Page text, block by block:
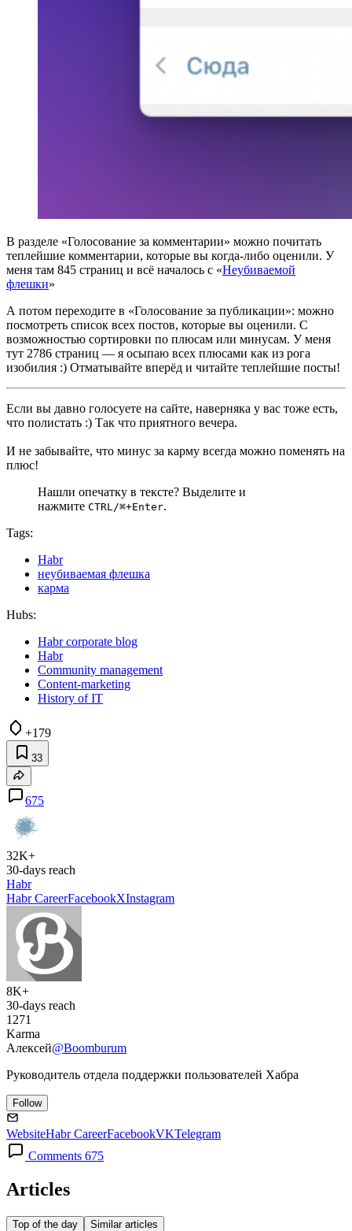
В разделе «Голосование за комментарии» можно почитать
теплейшие комментарии, которые вы когда-либо оценили. У
меня там 845 страниц и всё началось с «Неубиваемой
флешки»
А потом переходите в «Голосование за публикации»: можно
посмотреть список всех постов, которые вы оценили. С
возможностью сортировки по плюсам или минусам. У меня
тут 2786 страниц — я осыпаю всех плюсами как из рога
изобилия :) Отматывайте вперёд и читайте теплейшие посты!
Если вы давно голосуете на сайте, наверняка у вас тоже есть,
что полистать :) Так что приятного вечера.
И не забывайте, что минус за карму всегда можно поменять на
плюс!
Нашли опечатку в тексте? Выделите и
нажмите CTRL/⌘+Enter.
Tags:
Habr
неубиваемая флешка
карма
Hubs:
Habr corporate blog
Habr
Community management
Content-marketing
History of IT
+179
33
675
32K+
30-days reach
Habr
Habr CareerFacebookXInstagram
8K+
30-days reach
1271
Karma
Алексей@Boomburum
Руководитель отдела поддержки пользователей Хабра
Follow
WebsiteHabr CareerFacebookVKTelegram
Comments 675
Articles
Top of the day Similar articles